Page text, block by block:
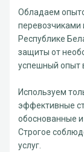
Обладаем
перевозчиками
Республике
защиты от
успешный опыт
Используем
эффективные
обоснованные
Строгое
услуг.